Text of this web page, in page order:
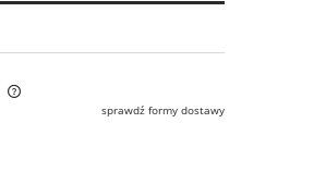
sprawdź formy dostawy